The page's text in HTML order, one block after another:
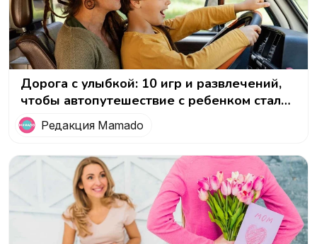
Дорога с улыбкой: 10 игр и развлечений,
чтобы автопутешествие с ребенком стало
приключением!
Редакция Mamado